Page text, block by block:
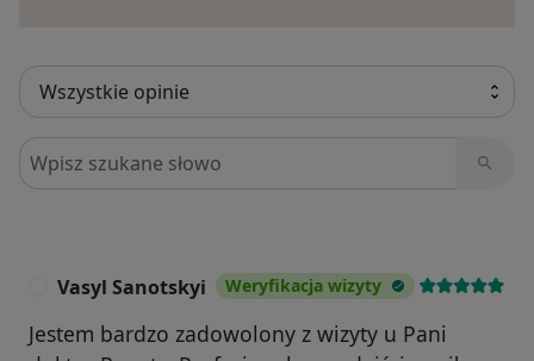
Szukaj w opiniach
Vasyl Sanotskyi Weryfikacja wizyty
Jestem bardzo zadowolony z wizyty u Pani